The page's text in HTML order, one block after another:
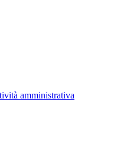
amministrativa